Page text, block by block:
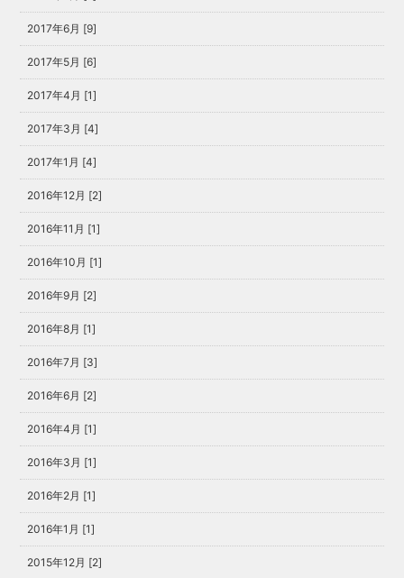
2017年6月 [9]
2017年5月 [6]
2017年4月 [1]
2017年3月 [4]
2017年1月 [4]
2016年12月 [2]
2016年11月 [1]
2016年10月 [1]
2016年9月 [2]
2016年8月 [1]
2016年7月 [3]
2016年6月 [2]
2016年4月 [1]
2016年3月 [1]
2016年2月 [1]
2016年1月 [1]
2015年12月 [2]